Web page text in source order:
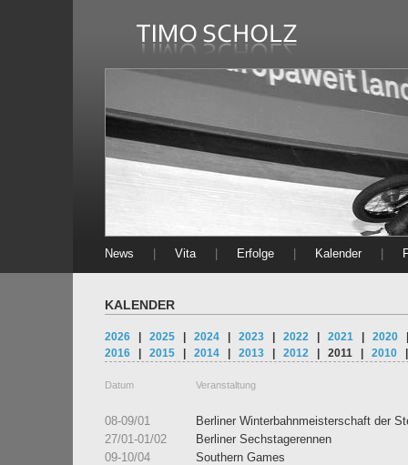
News Vita Erfolge Kalender
KALENDER
2026 2025 2024 2023 2022 2021 2020
2016
2015 2014 2013 2012 2011 2010
Datum Veranstaltung
08-09/01
Berliner Winterbahnmeisterschaft der
27/01-01/02
Berliner Sechstagerennen
09-10/04
Southern Games